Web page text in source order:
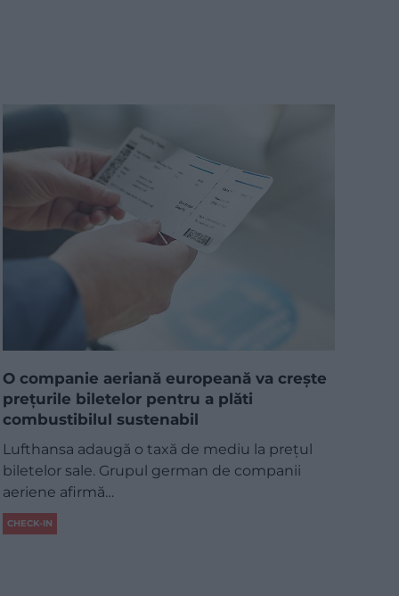
O companie aeriană europeană va crește
prețurile biletelor pentru a plăti
combustibilul sustenabil
Lufthansa adaugă o taxă de mediu la prețul
biletelor sale. Grupul german de companii
aeriene afirmă…
CHECK-IN